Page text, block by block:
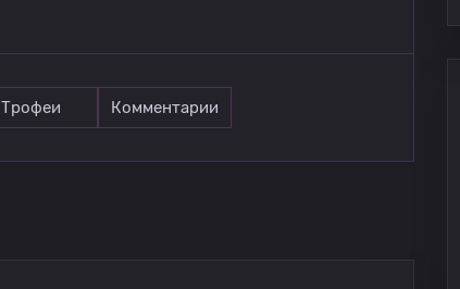
Трофеи Комментарии